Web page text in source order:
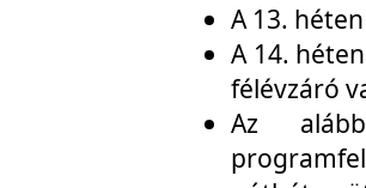
A 13.
A 14.
félévzáró
Az